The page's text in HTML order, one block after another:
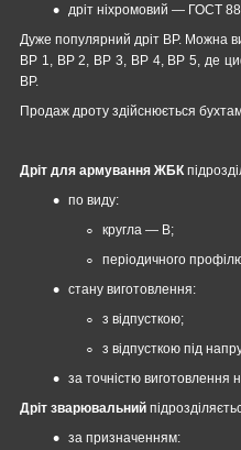
дріт ніхромовий — ГОСТ
Дуже популярний дріт ВР. Можна
ВР 1, ВР 2, ВР 3, ВР 4, ВР 5, де
ВР.
Продаж дроту здійснюється
Дріт для армування ЖБК
по виду:
кругла — В;
періодичного
стану виготовлення:
з відпусткою;
з відпусткою під
за точністю виготовлення
Дріт зварювальний
за призначенням: